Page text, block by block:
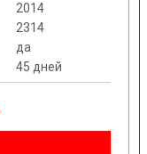
2014
2314
да
45 дней